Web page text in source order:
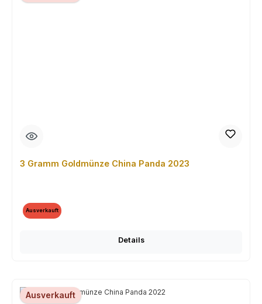
3 Gramm Goldmünze China Panda 2023
Ausverkauft
Details
Ausverkauft